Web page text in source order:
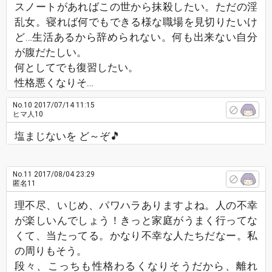
スノートがあればこの世から抹殺したい。ただの淫
乱女。寝れば何でもできる様な職場を見切りたいけ
ど…生活あるから辞められない。何も出来ない自分
が腹だたしい。
何としてでも復習したい。
性格悪くなりそ…
No.10 2017/07/14 11:15
ヒマ人10
塩まじないを ど～ぞ🎵
No.11 2017/08/04 23:29
匿名11
理不尽、いじめ、パワハラありますよね。人の不幸
が楽しいんでしょう！きっと家庭がうまく行ってな
くて、当たってる。かなり不幸な人たちだなー。私
の周りもそう。
段々、こっちも性格わるくなりそうだから、離れ